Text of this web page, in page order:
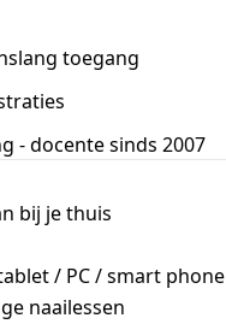
toegang
- docente sinds 2007
bij je thuis
/ PC / smart phone
naailessen